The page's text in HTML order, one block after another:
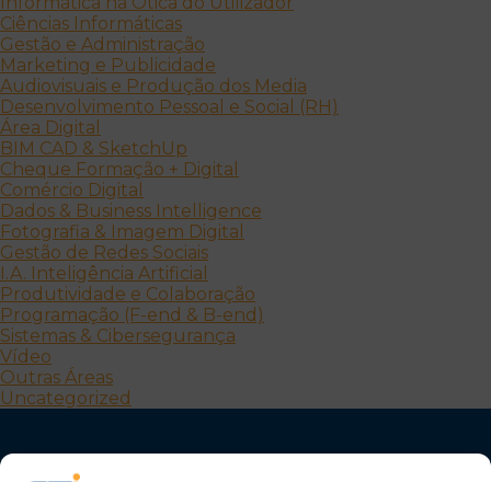
Ciências Informáticas
Gestão e Administração
Marketing e Publicidade
Audiovisuais e Produção dos Media
Desenvolvimento Pessoal e Social (RH)
Área Digital
BIM CAD & SketchUp
Cheque Formação + Digital
Comércio Digital
Dados & Business Intelligence
Fotografia & Imagem Digital
Gestão de Redes Sociais
I.A. Inteligência Artificial
Produtividade e Colaboração
Programação (F-end & B-end)
Sistemas & Cibersegurança
Vídeo
Outras Áreas
Uncategorized